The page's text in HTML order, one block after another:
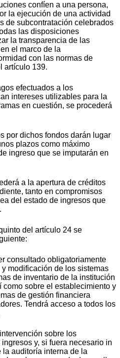
confíen a una persona,
la ejecución de una actividad
de subcontratación celebrados
las disposiciones
la transparencia de las
el marco de la
con las normas de
artículo 139.
efectuados a los
intereses utilizables para la
en cuestión, se procederá
por dichos fondos darán lugar
plazos como máximo
ingreso que se imputarán en
a la apertura de créditos
tanto en compromisos
del estado de ingresos que
del artículo 24 se
consultado obligatoriamente
modificación de los sistemas
de inventario de la institución
como sobre el establecimiento y
de gestión financiera
Tendrá acceso a todos los
sobre los
y, si fuera necesario in
auditoría interna de la